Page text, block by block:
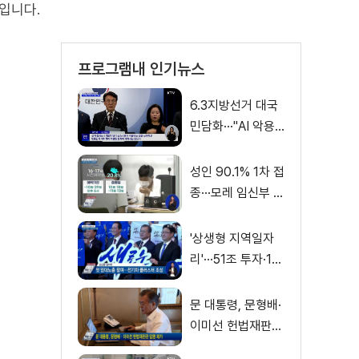
니다.
프로그램내 인기뉴스
6.3지방선거 대국
민담화···"AI 악용
성인 90.1% 1차 접
종···모레 임신부 사
'상생형 지역일자
리'···51조 투자·13
문 대통령, 문형배·
이미선 헌법재판관